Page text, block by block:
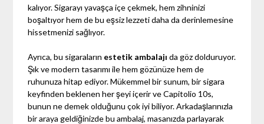
kalıyor. Sigarayı yavaşça içe çekmek, hem zihninizi
boşaltıyor hem de bu eşsiz lezzeti daha da derinlemesine
hissetmenizi sağlıyor.
Ayrıca, bu sigaraların estetik ambalajı da göz dolduruyor.
Şık ve modern tasarımı ile hem gözünüze hem de
ruhunuza hitap ediyor. Mükemmel bir sunum, bir sigara
keyfinden beklenen her şeyi içerir ve Capitolio 10s,
bunun ne demek olduğunu çok iyi biliyor. Arkadaşlarınızla
bir araya geldiğinizde bu ambalaj, masanızda parlayarak